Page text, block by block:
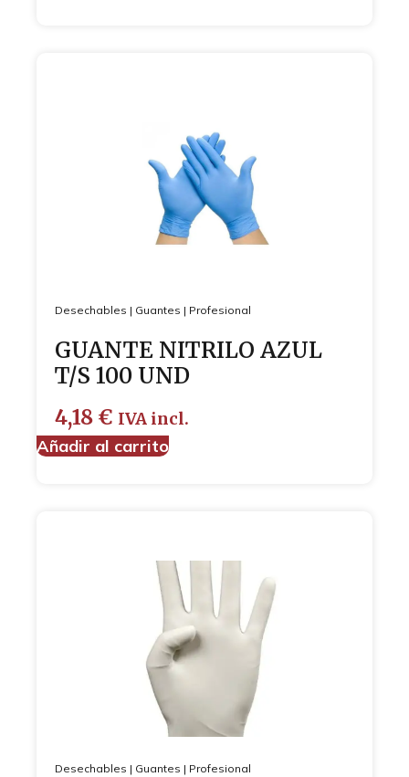
Desechables | Guantes | Profesional
GUANTE NITRILO AZUL
T/S 100 UND
4,18 € IVA incl.
Añadir al carrito
Desechables | Guantes | Profesional